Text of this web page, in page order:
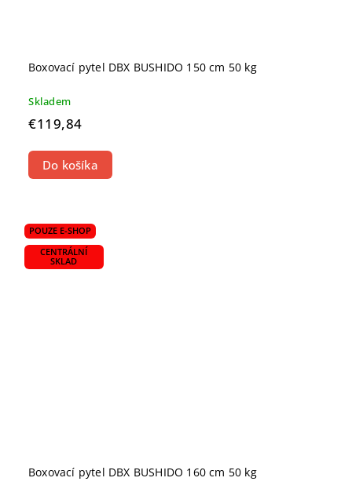
Boxovací pytel DBX BUSHIDO 150 cm 50 kg
Skladem
€119,84
Do košíka
POUZE E-SHOP
CENTRÁLNÍ
SKLAD
Boxovací pytel DBX BUSHIDO 160 cm 50 kg